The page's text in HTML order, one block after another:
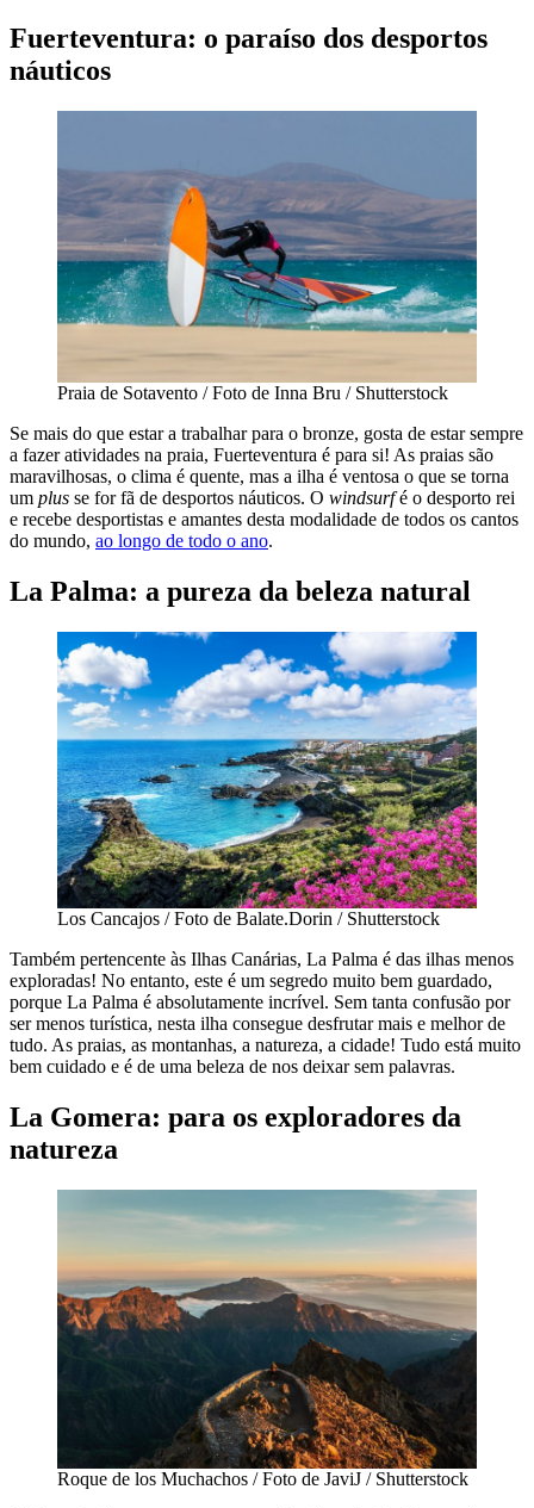
Fuerteventura: o paraíso dos desportos
náuticos
Praia de Sotavento / Foto de Inna Bru / Shutterstock
Se mais do que estar a trabalhar para o bronze, gosta de estar sempre
a fazer atividades na praia, Fuerteventura é para si! As praias são
maravilhosas, o clima é quente, mas a ilha é ventosa o que se torna
um plus se for fã de desportos náuticos. O windsurfé o desporto rei
e recebe desportistas e amantes desta modalidade de todos os cantos
do mundo, ao longo de todo o ano.
La Palma: a pureza da beleza natural
Los Cancajos / Foto de Balate.Dorin / Shutterstock
Também pertencente às Ilhas Canárias, La Palma é das ilhas menos
exploradas! No entanto, este é um segredo muito bem guardado,
porque La Palma é absolutamente incrível. Sem tanta confusão por
ser menos turística, nesta ilha consegue desfrutar mais e melhor de
tudo. As praias, as montanhas, a natureza, a cidade! Tudo está muito
bem cuidado e é de uma beleza de nos deixar sem palavras.
La Gomera: para os exploradores da
natureza
Roque de los Muchachos / Foto de JaviJ / Shutterstock